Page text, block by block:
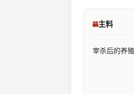
主料
宰杀后的养